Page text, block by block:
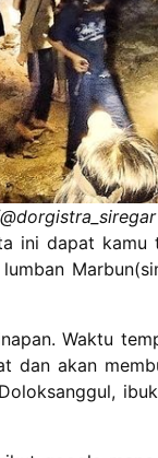
ini dapat kamu
Waktu
dan akan